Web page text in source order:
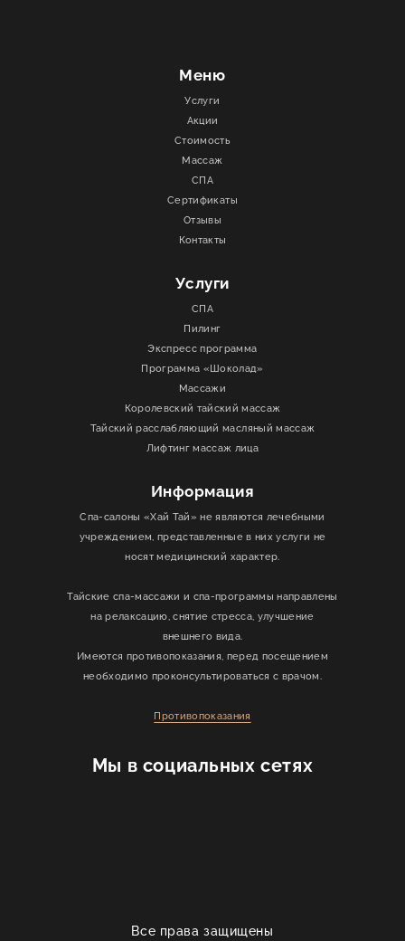
Мы в социальных сетях
Меню
Услуги
Акции
Стоимость
Массаж
СПА
Сертификаты
Отзывы
Контакты
Услуги
СПА
Пилинг
Экспресс программа
Программа «Шоколад»
Массажи
Королевский тайский массаж
Тайский расслабляющий масляный массаж
Лифтинг массаж лица
Информация
Спа-салоны «Хай Тай» не являются лечебными
учреждением, представленные в них услуги не
носят медицинский характер.
Тайские спа-массажи и спа-программы направлены
на релаксацию, снятие стресса, улучшение
внешнего вида.
Имеются противопоказания, перед посещением
необходимо проконсультироваться с врачом.
Противопоказания
Все права защищены